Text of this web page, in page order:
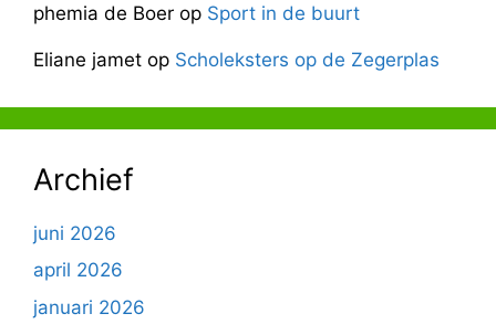
phemia de Boer op Sport in de buurt
Eliane jamet op Scholeksters op de Zegerplas
Archief
juni 2026
april 2026
januari 2026